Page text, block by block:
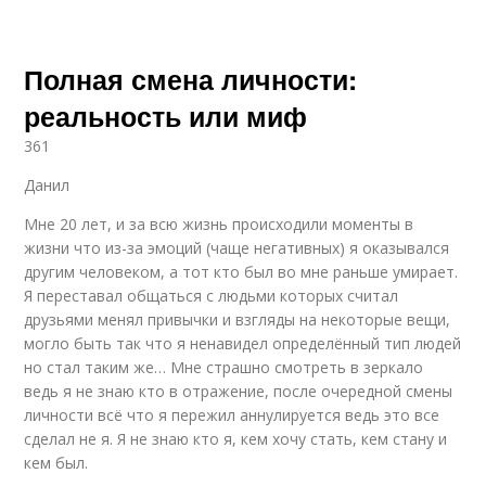
Полная смена личности:
реальность или миф
361
Данил
Мне 20 лет, и за всю жизнь происходили моменты в
жизни что из-за эмоций (чаще негативных) я оказывался
другим человеком, а тот кто был во мне раньше умирает.
Я переставал общаться с людьми которых считал
друзьями менял привычки и взгляды на некоторые вещи,
могло быть так что я ненавидел определённый тип людей
но стал таким же… Мне страшно смотреть в зеркало
ведь я не знаю кто в отражение, после очередной смены
личности всё что я пережил аннулируется ведь это все
сделал не я. Я не знаю кто я, кем хочу стать, кем стану и
кем был.